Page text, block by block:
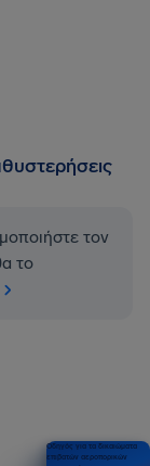
τον
το
Οδηγός για τα δικαιώματα
επιβατών αεροπορικών